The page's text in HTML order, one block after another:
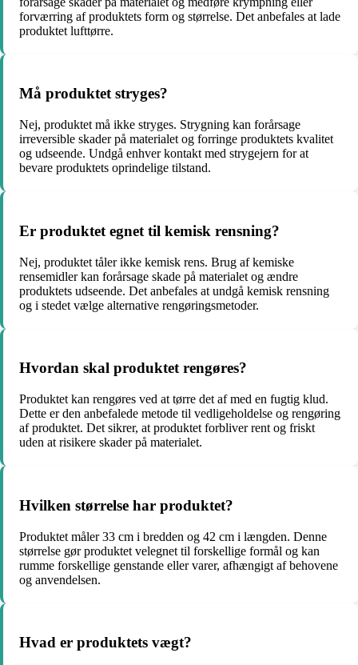
forværring af produktets form og størrelse. Det anbefales at lade
produktet lufttørre.
Må produktet stryges?
Nej, produktet må ikke stryges. Strygning kan forårsage
irreversible skader på materialet og forringe produktets kvalitet
og udseende. Undgå enhver kontakt med strygejern for at
bevare produktets oprindelige tilstand.
Er produktet egnet til kemisk rensning?
Nej, produktet tåler ikke kemisk rens. Brug af kemiske
rensemidler kan forårsage skade på materialet og ændre
produktets udseende. Det anbefales at undgå kemisk rensning
og i stedet vælge alternative rengøringsmetoder.
Hvordan skal produktet rengøres?
Produktet kan rengøres ved at tørre det af med en fugtig klud.
Dette er den anbefalede metode til vedligeholdelse og rengøring
af produktet. Det sikrer, at produktet forbliver rent og friskt
uden at risikere skader på materialet.
Hvilken størrelse har produktet?
Produktet måler 33 cm i bredden og 42 cm i længden. Denne
størrelse gør produktet velegnet til forskellige formål og kan
rumme forskellige genstande eller varer, afhængigt af behovene
og anvendelsen.
Hvad er produktets vægt?